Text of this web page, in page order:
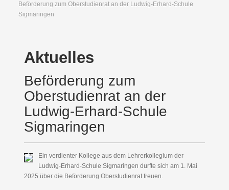
Beförderung zum Oberstudienrat an der Ludwig-Erhard-Schule
Sigmaringen
Aktuelles
Beförderung zum
Oberstudienrat an der
Ludwig-Erhard-Schule
Sigmaringen
Ein verdienter Kollege aus dem Lehrerkollegium der
Ludwig-Erhard-Schule Sigmaringen durfte sich am 1. Mai
2025 über die Beförderung Oberstudienrat freuen.